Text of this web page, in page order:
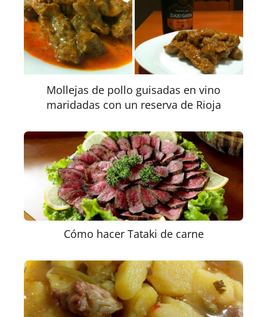
Mollejas de pollo guisadas en vino
maridadas con un reserva de Rioja
Cómo hacer Tataki de carne